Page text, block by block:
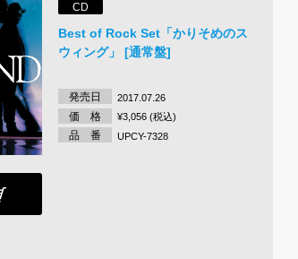
CD
Best of Rock Set「かりそめのス
ウィング」 [通常盤]
発売日 2017.07.26
価 格 ¥3,056 (税込)
品 番 UPCY-7328